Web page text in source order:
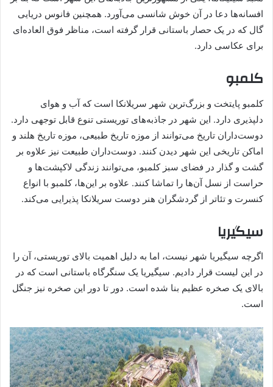
افسانه‌ها دعا در آن خوش شانسی می‌آورد. همچنین فانوس دریایی
گال که در یک حصار باستانی قرار گرفته است، مناظر فوق العاده‌ای
برای عکاسی دارد.
کلمبو
کلمبو پایتخت و بزرگ‌ترین شهر سریلانکا است که آب و هوای
دلپذیری دارد. این شهر در جاذبه‌های توریستی تنوع قابل توجهی دارد.
دوست‌داران تاریخ می‌توانند از موزه تاریخ طبیعی، موزه تاریخ هلند و
اماکن تاریخی این شهر دیدن کنند. دوست‌داران طبیعت نیز علاوه بر
گشت و گذار در فضای سبز کلمبو، می‌توانند زندگی لاکپشت‌ها و
حراست از نسل آن‌ها را تماشا کنند. علاوه بر این‌ها، کلمبو با انواع
کنسرت و تئاتر از گردشگران هنر دوست سریلانکا پذیرایی می‌کند.
سیگیریا
اگرچه سیگیریا شهر نیست، اما به دلیل اهمیت بالای توریستی، آن‌ را
در این لیست قرار دادیم. سیگیریا یک سنگرگاه باستانی است که در
بالای یک صخره عظیم بنا شده است. دور تا دور این صخره نیز جنگل
است.